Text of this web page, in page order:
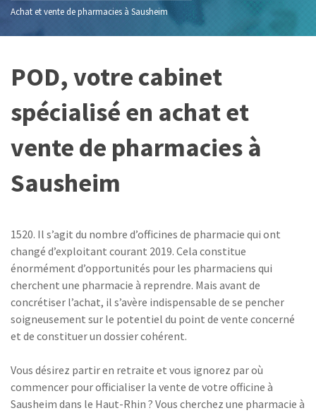
Achat et vente de pharmacies à Sausheim
POD, votre cabinet
spécialisé en achat et
vente de pharmacies à
Sausheim
1520. Il s’agit du nombre d’officines de pharmacie qui ont
changé d’exploitant courant 2019. Cela constitue
énormément d’opportunités pour les pharmaciens qui
cherchent une pharmacie à reprendre. Mais avant de
concrétiser l’achat, il s’avère indispensable de se pencher
soigneusement sur le potentiel du point de vente concerné
et de constituer un dossier cohérent.
Vous désirez partir en retraite et vous ignorez par où
commencer pour officialiser la vente de votre officine à
Sausheim dans le Haut-Rhin ? Vous cherchez une pharmacie à